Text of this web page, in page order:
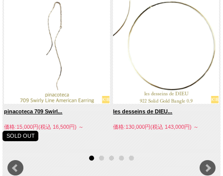
pinacoteca 709 Swirl...
価格:15,000円(税込 16,500円)～
SOLD OUT
les desseins de DIEU...
価格:130,000円(税込 143,000円)～